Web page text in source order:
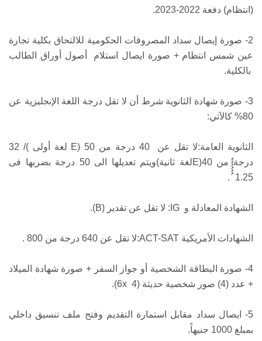
(انتظام) دفعة 2022-2023.
2- صورة إيصال سداد المصروفات الحكومية للالتحاق بكلية تجارة
عين شمس انتظام + صورة ايصال استلام أصول أوراق الطالب
بالكلية.
3- صورة شهادة الثانوية شرط أن لا تقل درجة اللغة الإنجليزية عن
80% كالآتي:
الثانوية العامة:لا تقل عن 40 درجة من 50 ( E
لغة أولى )/ 32
درجة من 40(
E
لغة ثانية)ويتم تعديلها الى 50 درجة بضربها فى
1.25 ُُُُُُ.
الشهادة المعادلة و IG : لا تقل عن تقدير (B
).
الشهادات الأمريكية ACT-SAT:لا تقل عن 640 درجة من 800 .
4- صورة البطاقة الشخصية أو جواز السفر + صورة شهادة الميلاد
+ عدد (4) صور شخصية حديثة (4
x
6).
5- ايصال سداد مقابل استمارة التقديم وفتح ملف تنسيق داخلي
بمبلغ 1000 جنيهاً.